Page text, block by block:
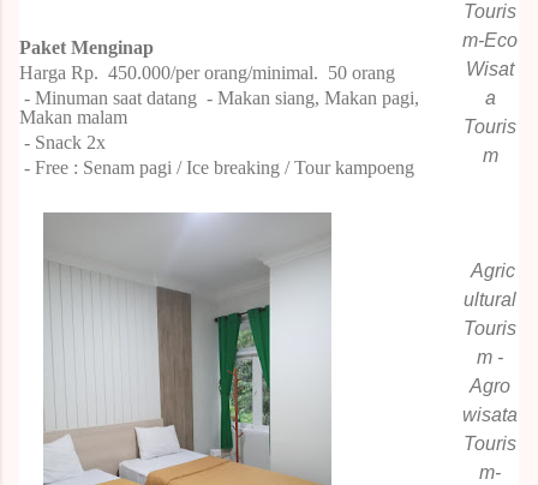
Paket Menginap
Harga Rp. 450.000/per orang/minimal. 50 orang
- Minuman saat datang - Makan siang, Makan pagi,
Makan malam
- Snack 2x
- Free : Senam pagi / Ice breaking / Tour kampoeng
Touris
m-Eco
Wisat
a
Touris
m
Agric
ultural
Touris
m -
Agro
wisata
Touris
m-